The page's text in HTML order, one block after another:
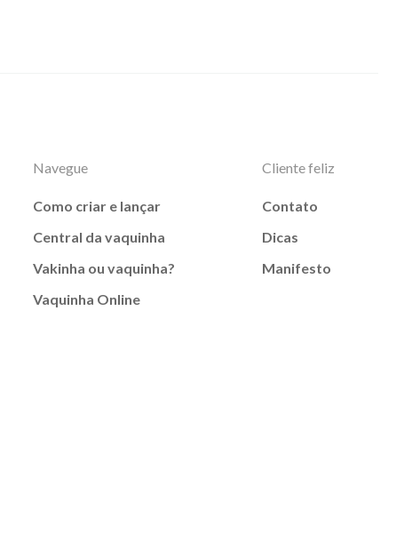
Navegue
Como criar e lançar
Central da vaquinha
Vakinha ou vaquinha?
Vaquinha Online
Cliente feliz
Contato
Dicas
Manifesto